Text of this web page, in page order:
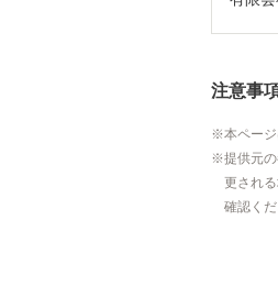
注意事
本ペー
提供元
更され
確認くだ